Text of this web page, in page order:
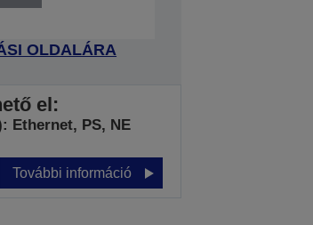
OLDALÁRA
el:
Ethernet, PS, NE
További információ